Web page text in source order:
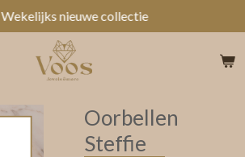
Wekelijks nieuwe collectie
Oorbellen
Steffie